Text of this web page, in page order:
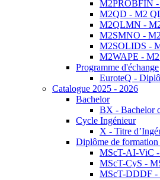
M2PROBFIN -
M2QD - M2
M2QLMN -
M2SMNO -
M2SOLIDS -
M2WAPE -
Programme d'échange
EuroteQ -
Catalogue 2025 - 2026
Bachelor
BX - Bachelor
Cycle Ingénieur
X - Titre
Diplôme de
MScT-AI-ViC -
MScT-CyS -
MScT-DDDF -